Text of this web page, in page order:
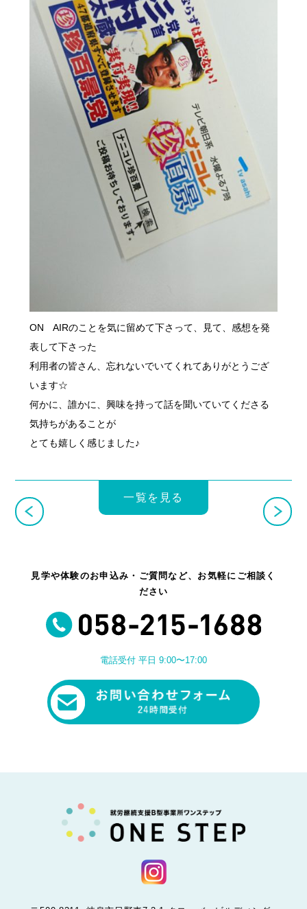
ON AIRのことを気に留めて下さって、見て、感想を発
表して下さった
利用者の皆さん、忘れないでいてくれてありがとうござ
います☆
何かに、誰かに、興味を持って話を聞いていてくださる
気持ちがあることが
とても嬉しく感じました♪
一覧を見る
見学や体験のお申込み・ご質問など、お気軽にご相談く
ださい
電話受付 平日 9:00〜17:00